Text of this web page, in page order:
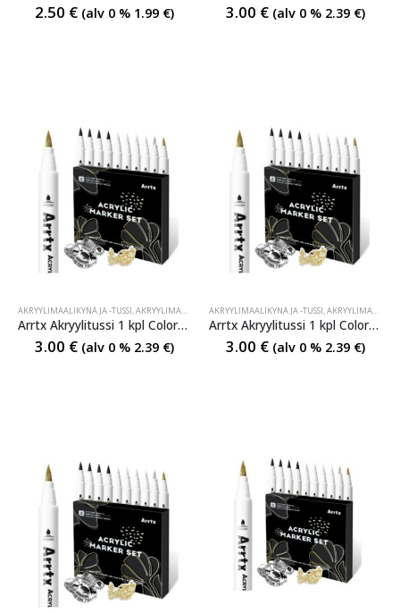
2.50 € (alv 0 % 1.99 €) 3.00 € (alv 0 % 2.39 €)
AKRYYLIMAALIKYNÄ JA -TUSSI,AKRYYLIMAALIKYNÄ JA -TUSSI ,AKRYYLIMAALIKYNÄ JA -TUSSI
Arrtx Akryylitussi 1 kpl Colors Acrylic Paint Marker Gold
3.00 € (alv 0 % 2.39 €)
AKRYYLIMAALIKYNÄ JA -TUSSI,AKRYYLIMAALIKYNÄ JA -TUSSI
Arrtx Akryylitussi 1 kpl Colors Acrylic Paint Marker Silver
3.00 € (alv 0 % 2.39 €)